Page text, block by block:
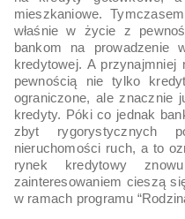
mieszkaniowe.
właśnie w życie z
bankom na prowadzenie
kredytowej. A
pewnością nie tylko
ograniczone, ale znacznie
kredyty. Póki co jednak
zbyt rygorystycznych
nieruchomości ruch, a to
rynek kredytowy
zainteresowaniem cieszą
w ramach programu